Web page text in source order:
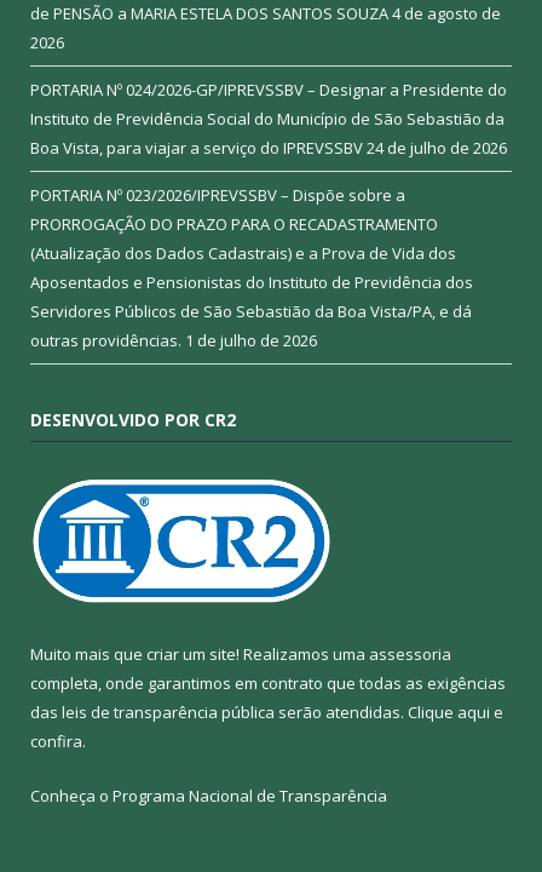
de PENSÃO a MARIA ESTELA DOS SANTOS SOUZA4 de agosto de
2026
PORTARIA Nº 024/2026-GP/IPREVSSBV – Designar a Presidente do
Instituto de Previdência Social do Município de São Sebastião da
Boa Vista, para viajar a serviço do IPREVSSBV24 de julho de 2026
PORTARIA Nº 023/2026/IPREVSSBV – Dispõe sobre a
PRORROGAÇÃO DO PRAZO PARA O RECADASTRAMENTO
(Atualização dos Dados Cadastrais) e a Prova de Vida dos
Aposentados e Pensionistas do Instituto de Previdência dos
Servidores Públicos de São Sebastião da Boa Vista/PA, e dá
outras providências. 1 de julho de 2026
DESENVOLVIDO POR CR2
Muito mais que criar um site! Realizamos uma assessoria
completa, onde garantimos em contrato que todas as exigências
das leis de transparência pública serão atendidas. Clique aqui e
confira.
Conheça o Programa Nacional de Transparência